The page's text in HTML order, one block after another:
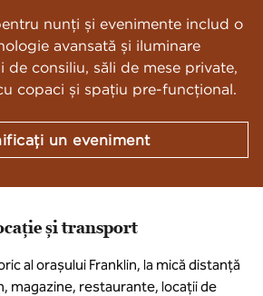
nunți și evenimente includ o
avansată și iluminare
de consiliu, săli de mese private,
copaci și spațiu pre-funcțional.
un eveniment
și transport
al orașului Franklin, la mică distanță
magazine, restaurante, locații de